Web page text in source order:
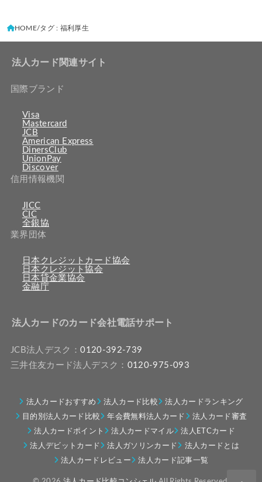
HOME タグ : 福利厚生
法人カード関連サイト
国際ブランド
Visa
Mastercard
JCB
American Express
DinersClub
UnionPay
Discover
信用情報機関
JICC
CIC
全銀協
業界団体
日本クレジットカード協会
日本クレジット協会
日本貸金業協会
金融庁
法人カードのカード会社電話サポート
JCB法人デスク：0120-392-739
三井住友カード法人デスク： 0120-975-093
法人カードおすすめ 法人カード比較
法人カードランキング
目的別法人カード比較
年会費無料法人カード
法人カード審査
法人カードポイント
法人カードマイル
法人ETCカード
法人デビットカード
法人ガソリンカード
法人カードとは
法人カードレビュー
法人カード記事一覧